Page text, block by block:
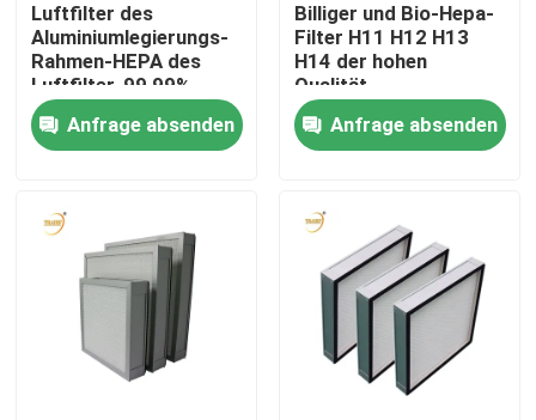
Fabrik-Ausflug
Qualitätskontrolle
Tiefer Filter der Falten-HEPA
Vor Luftfilter
Luftfilter des
Aluminiumlegierungs-
Rahmen-HEPA des
Luftfilter-99,99%
ULPA
Anfrage absenden
Billiger und Bio-Hepa-
Filter H11 H12 H13
H14 der hohen
Qualität
Anfrage absenden